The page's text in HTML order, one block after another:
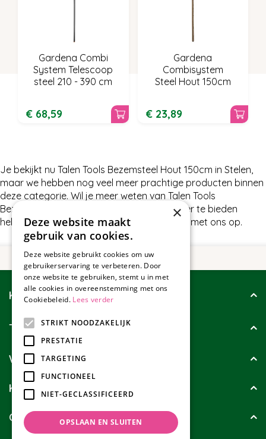
Gardena Combi
System Telescoop
steel 210 - 390 cm
€ 68,59
Gardena
Combisystem
Steel Hout 150cm
€ 23,89
Je bekijkt nu Talen Tools Bezemsteel Hout 150cm in Stelen,
maar we hebben nog veel meer prachtige producten binnen
deze categorie. Wil je meer weten van Talen Tools
Bezemsteel Hout 150cm of wat wij nog meer te bieden
hebben in Stelen, neem dan gerust contact met ons op.
Klantenservice
Tuincollectie
Wie zijn wij?
Klanten geven ons
Contact
×
Deze website maakt
gebruik van cookies.
Deze website gebruikt cookies om uw
gebruikerservaring te verbeteren. Door
onze website te gebruiken, stemt u in met
alle cookies in overeenstemming met ons
Cookiebeleid. Lees verder
STRIKT NOODZAKELIJK
PRESTATIE
TARGETING
FUNCTIONEEL
NIET-GECLASSIFICEERD
OPSLAAN EN SLUITEN